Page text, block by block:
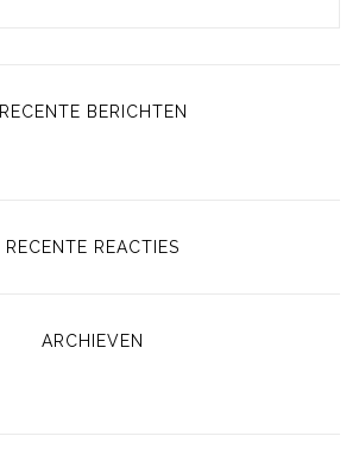
RECENTE BERICHTEN
RECENTE REACTIES
ARCHIEVEN